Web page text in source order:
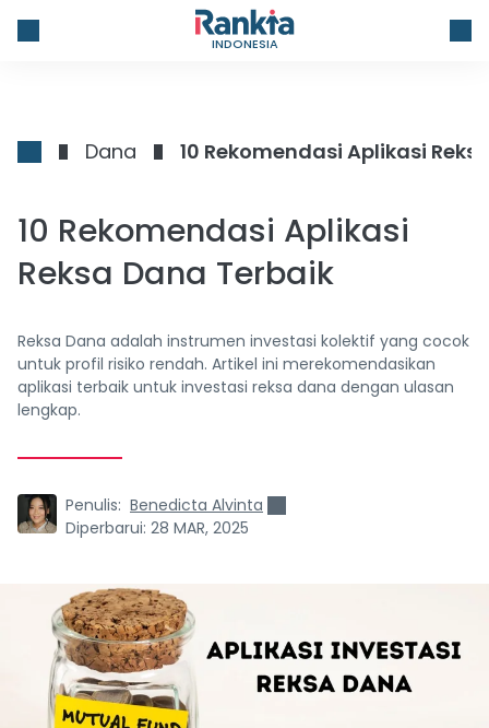
INDONESIA
Dana 10 Rekomendasi Aplikasi
10 Rekomendasi Aplikasi
Reksa Dana Terbaik
Reksa Dana adalah instrumen investasi kolektif yang cocok
untuk profil risiko rendah. Artikel ini merekomendasikan
aplikasi terbaik untuk investasi reksa dana dengan ulasan
lengkap.
Penulis: Benedicta Alvinta
Diperbarui: 28 MAR, 2025